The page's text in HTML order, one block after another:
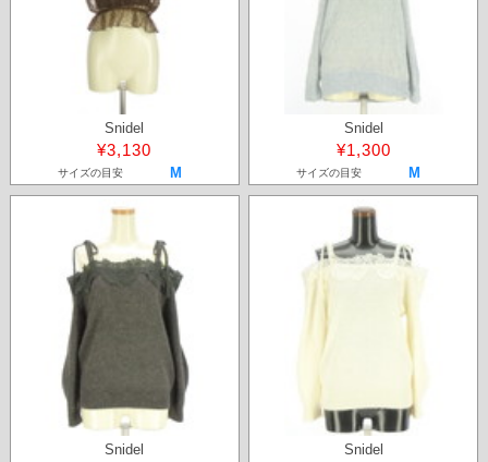
Snidel
¥3,130
サイズの目安 M
Snidel
¥1,300
サイズの目安 M
Snidel Snidel